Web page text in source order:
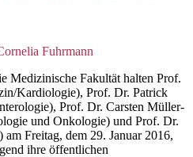
Fuhrmann
Medizinische Fakultät halten Prof.
Kardiologie), Prof. Dr. Patrick
Prof. Dr. Carsten Müller-
und Onkologie) und Prof. Dr.
Freitag, dem 29. Januar 2016,
ihre öffentlichen